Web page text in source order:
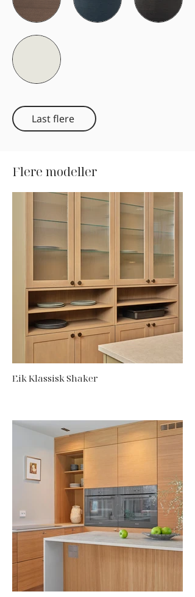
Last flere
Flere modeller
Eik Klassisk Shaker